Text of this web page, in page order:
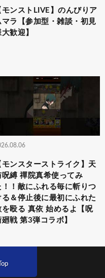
モンストLIVE】のんびりア
マラ【参加型・雑談・初見
歓迎】
モンスターストライク】天
呪縛 禪院真希使ってみ
！！敵にふれる毎に斬りつ
る＆停止後に最初にふれた
を殴る 真依 始めるよ【呪
廻戦 第3弾コラボ】